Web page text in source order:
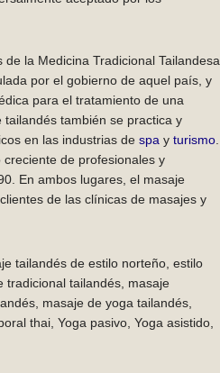
la Medicina Tradicional Tailandesa
por el gobierno de aquel país, y
para el tratamiento de una
también se practica y
en las industrias despa yturismo
de profesionales y
En ambos lugares, el masaje
de las clínicas de masajes y
tailandés de estilo norteño, estilo
tradicional tailandés, masaje
masaje de yoga tailandés,
thai, Yoga pasivo, Yoga asistido,